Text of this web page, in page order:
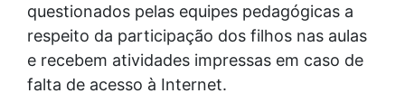
questionados pelas equipes pedagógicas a
respeito da participação dos filhos nas aulas
e recebem atividades impressas em caso de
falta de acesso à Internet.